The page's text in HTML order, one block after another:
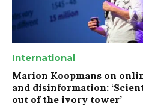
International
Marion Koopmans on
and disinformation:
out of the ivory tower’